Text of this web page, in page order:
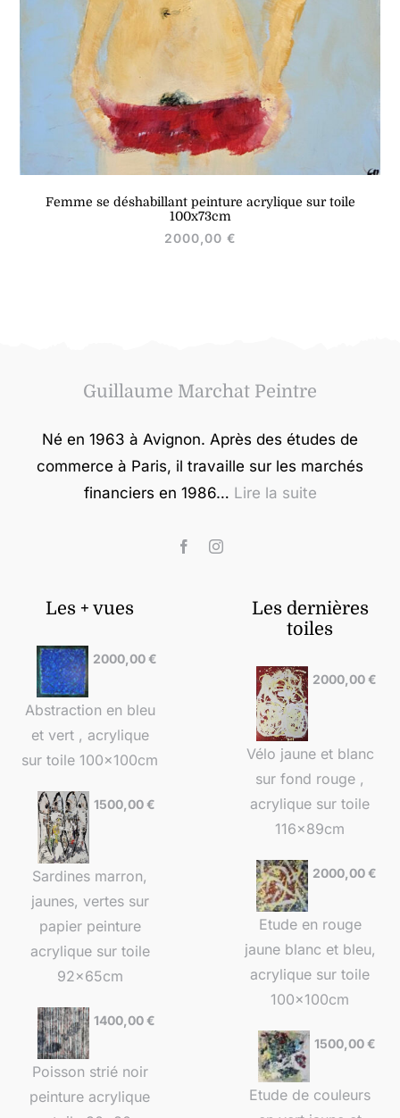
Femme se déshabillant peinture acrylique sur toile
100x73cm
2000,00 €
Guillaume Marchat Peintre
Né en 1963 à Avignon. Après des études de
commerce à Paris, il travaille sur les marchés
financiers en 1986… Lire la suite
Les + vues
Abstraction en bleu
et vert , acrylique
sur toile 100x100cm
2000,00€
Sardines marron,
jaunes, vertes sur
papier peinture
acrylique sur toile
92x65cm
1500,00€
Poisson strié noir
peinture acrylique
1400,00€
Les dernières
toiles
Vélo jaune et blanc
sur fond rouge ,
acrylique sur toile
116x89cm
2000,00€
Etude en rouge
jaune blanc et bleu,
acrylique sur toile
100x100cm
2000,00€
Etude de couleurs
1500,00€